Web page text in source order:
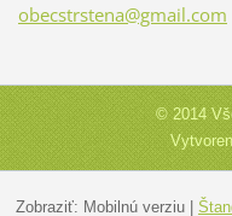
obecstrstena@gmail.com
© 2014
Zobraziť: Mobilnú verziu|